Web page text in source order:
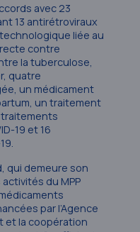
avec 23
13 antirétroviraux
liée au
contre
la tuberculose,
quatre
un médicament
un traitement
traitements
19 et 16
qui demeure son
du MPP
par l’Agence
et la coopération